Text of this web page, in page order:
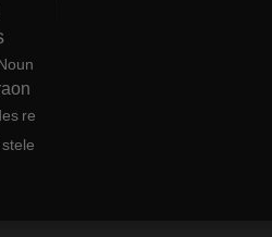
re
stele